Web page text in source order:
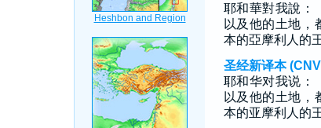
耶和華對我說：
以及他的土地，
本的亞摩利人的
圣经新译本
耶和华对我说：
以及他的土地，
本的亚摩利人的